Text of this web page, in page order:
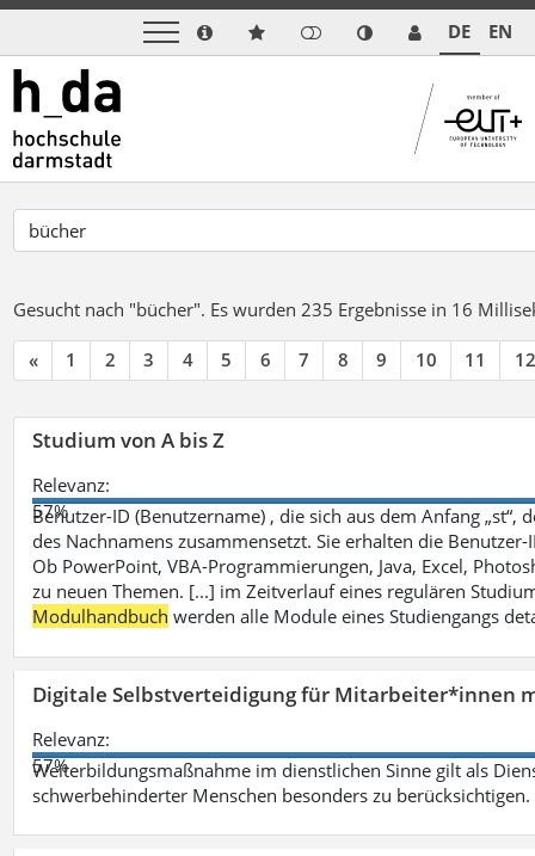
DE EN
Gesucht nach "bücher". Es wurden 235 Ergebnisse in 16
« 1 2 3 4 5 6 7 8 9 10 11 12
Studium von A bis Z
Relevanz:
57%
Benutzer-ID (Benutzername) , die sich aus dem Anfang „st“,
des Nachnamens zusammensetzt. Sie erhalten die
Ob PowerPoint, VBA-Programmierungen, Java, Excel,
zu neuen Themen. [...] im Zeitverlauf eines regulären
Modulhandbuch werden alle Module eines Studiengangs
Digitale Selbstverteidigung für Mitarbeiter*innen
Relevanz:
57%
Weiterbildungsmaßnahme im dienstlichen Sinne gilt als
schwerbehinderter Menschen besonders zu berücksichtigen.